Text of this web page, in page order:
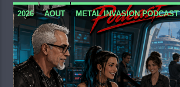
2026 AOUT METAL INVASION PODCAST